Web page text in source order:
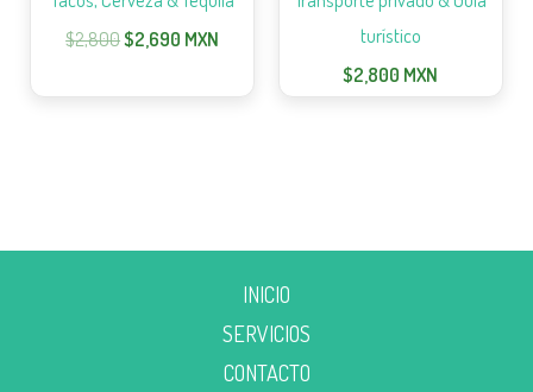
$2,800$2,690 MXN
turístico
$2,800 MXN
INICIO
SERVICIOS
CONTACTO